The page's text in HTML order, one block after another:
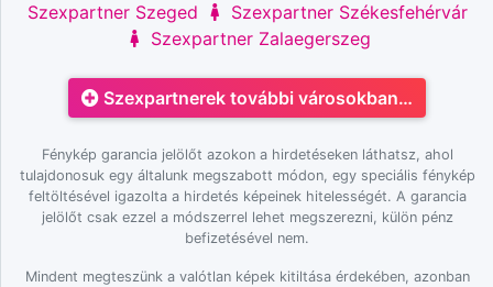
Szexpartner Szeged
Szexpartner Székesfehérvár
Szexpartner Zalaegerszeg
Szexpartnerek további városokban…
Fénykép garancia jelölőt azokon a hirdetéseken láthatsz, ahol
tulajdonosuk egy általunk megszabott módon, egy speciális fénykép
feltöltésével igazolta a hirdetés képeinek hitelességét. A garancia
jelölőt csak ezzel a módszerrel lehet megszerezni, külön pénz
befizetésével nem.
Mindent megteszünk a valótlan képek kitiltása érdekében, azonban